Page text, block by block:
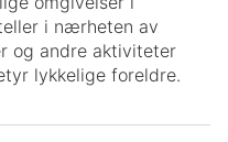
i nærheten av
og andre aktiviteter
lykkelige foreldre.